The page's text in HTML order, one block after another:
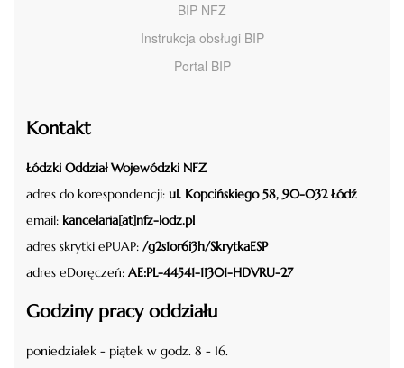
BIP NFZ
Instrukcja obsługi BIP
Portal BIP
Kontakt
Łódzki Oddział Wojewódzki NFZ
adres do korespondencji: ul. Kopcińskiego 58, 90-032 Łódź
email: kancelaria[at]nfz-lodz.pl
adres skrytki ePUAP: /g2s1or6i3h/SkrytkaESP
adres eDoręczeń: AE:PL-44541-11301-HDVRU-27
Godziny pracy oddziału
poniedziałek - piątek w godz. 8 - 16.